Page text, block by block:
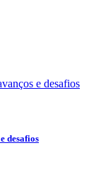
desafios